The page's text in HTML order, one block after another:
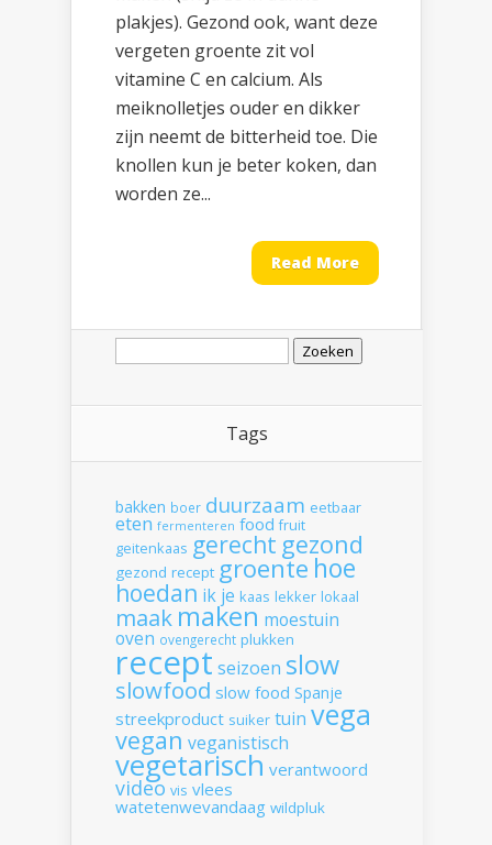
plakjes). Gezond ook, want deze
vergeten groente zit vol
vitamine C en calcium. Als
meiknolletjes ouder en dikker
zijn neemt de bitterheid toe. Die
knollen kun je beter koken, dan
worden ze...
Read More
Zoeken
Tags
bakken boer duurzaam eetbaar
eten fermenteren food fruit
geitenkaas gerecht gezond
gezond recept groente hoe
hoedan ik je kaas lekker lokaal
maak maken moestuin
oven ovengerecht plukken
recept seizoen slow
slowfood slow food Spanje
streekproduct suiker tuin vega
vegan veganistisch
vegetarisch verantwoord
video vis vlees
watetenwevandaag wildpluk